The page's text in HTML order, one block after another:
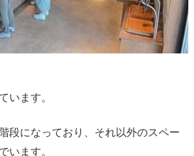
います。
段になっており、それ以外のスペー
います。